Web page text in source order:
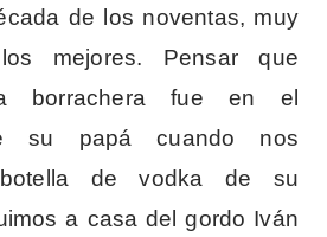
de los noventas, muy
mejores. Pensar que
borrachera fue en el
su papá cuando nos
de vodka de su
a casa del gordo Iván